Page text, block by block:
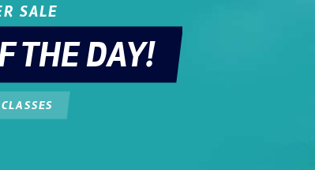
SALE
THE DAY!
CLASSES